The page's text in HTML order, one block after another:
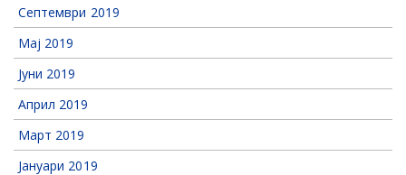
Септември 2019
Мај 2019
Јуни 2019
Април 2019
Март 2019
Јануари 2019